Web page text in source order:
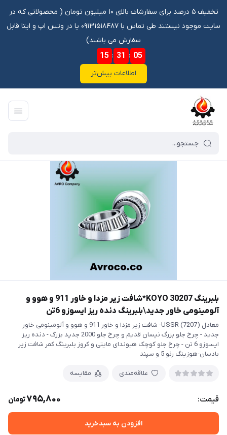
تخفیف ۵ درصد برای سفارشات بالای ۱۰ میلیون تومان ‌‌(‌‌ محصولاتی که در
سایت موجود نیستند طی تماس با ۰۹۱۳۱۵۱۸۴۸۷ یا در وتس اپ و ایتا قابل
سفارش می باشند)
15 : 31 : 05
اطلاعات بیش‌تر
فروشگاه آنلاین آوروکو
بلبرینگ 30207 KOYO*شافت زیر مزدا و خاور 911 و هوو و
آلومینومی خاور جدید\بلبرینگ دنده ریز ایسوزو 6تن
معادل (7207) USSR- شافت زیر مزدا و خاور 911 و هوو و آلومینومی خاور
جدید - چرخ جلو بزرگ نیسان قدیم و چرخ جلو 2000 جدید بزرگ - دنده ریز
ایسوزو 6 تن - چرخ جلو کوچک هیوندای مایتی و کروز بلبرینگ کمر شافت زیر
بادسان-هوزینگ رنو 5 و سپند
علاقه‌مندی مقایسه
قیمت: 795,800تومان
افزودن به سبدخرید